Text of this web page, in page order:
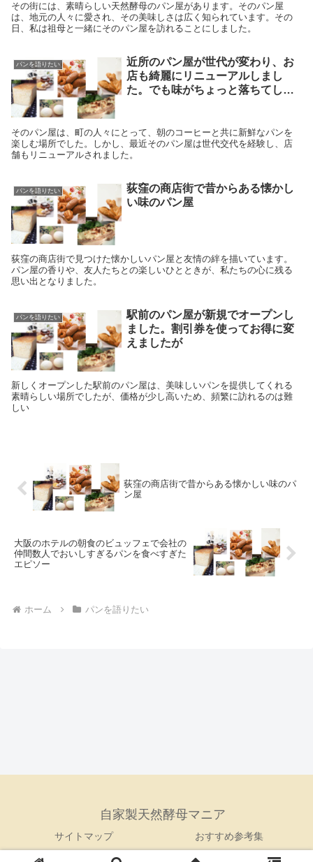
その街には、素晴らしい天然酵母のパン屋があります。そのパン屋
は、地元の人々に愛され、その美味しさは広く知られています。その
日、私は祖母と一緒にそのパン屋を訪れることにしました。
パンを語りたい
近所のパン屋が世代が変わり、お
店も綺麗にリニューアルしまし
た。でも味がちょっと落ちてしま
そのパン屋は、町の人々にとって、朝のコーヒーと共に新鮮なパンを
楽しむ場所でした。しかし、最近そのパン屋は世代交代を経験し、店
舗もリニューアルされました。
パンを語りたい
荻窪の商店街で昔からある懐かし
い味のパン屋
荻窪の商店街で見つけた懐かしいパン屋と友情の絆を描いています。
パン屋の香りや、友人たちとの楽しいひとときが、私たちの心に残る
思い出となりました。
パンを語りたい
駅前のパン屋が新規でオープンし
ました。割引券を使ってお得に変
えましたが
新しくオープンした駅前のパン屋は、美味しいパンを提供してくれる
素晴らしい場所でしたが、価格が少し高いため、頻繁に訪れるのは難
しい
荻窪の商店街で昔からある懐かしい味のパ
ン屋
大阪のホテルの朝食のビュッフェで会社の
仲間数人でおいしすぎるパンを食べすぎた
エピソー
ホーム パンを語りたい
自家製天然酵母マニア
サイトマップ おすすめ参考集